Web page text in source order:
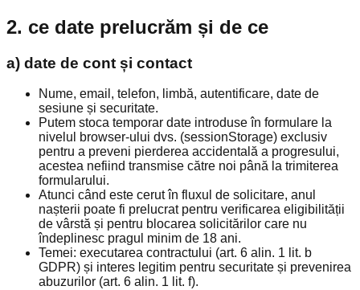
2. ce date prelucrăm și de ce
a) date de cont și contact
Nume, email, telefon, limbă, autentificare, date de
sesiune și securitate.
Putem stoca temporar date introduse în formulare la
nivelul browser-ului dvs. (sessionStorage) exclusiv
pentru a preveni pierderea accidentală a progresului,
acestea nefiind transmise către noi până la trimiterea
formularului.
Atunci când este cerut în fluxul de solicitare, anul
nașterii poate fi prelucrat pentru verificarea eligibilității
de vârstă și pentru blocarea solicitărilor care nu
îndeplinesc pragul minim de 18 ani.
Temei: executarea contractului (art. 6 alin. 1 lit. b
GDPR) și interes legitim pentru securitate și prevenirea
abuzurilor (art. 6 alin. 1 lit. f).